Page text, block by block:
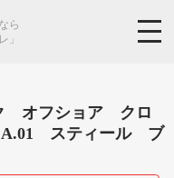
ら
」
オフショア クロ
スティール ブ